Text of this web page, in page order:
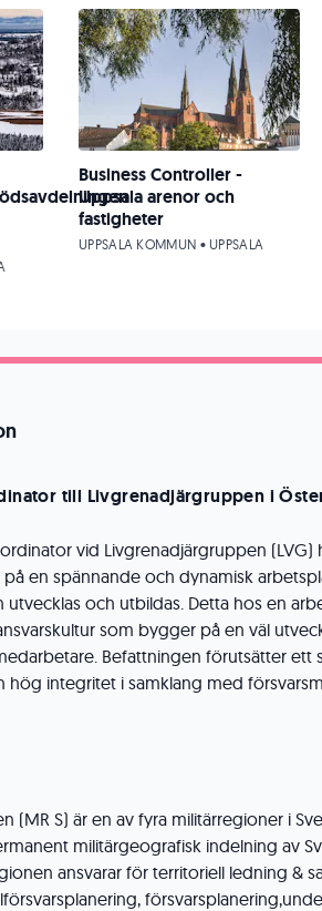
till Livgrenadjärgruppen i
vid Livgrenadjärgruppen (LVG)
en spännande och dynamisk
utvecklas och utbildas. Detta hos en
som bygger på en väl
Befattningen förutsätter ett
hög integritet i samklang med
(MR S) är en av fyra militärregioner i
militärgeografisk indelning av
ansvarar för territoriell ledning &
Business Controller -
Uppsala arenor och
fastigheter
UPPSALA KOMMUN • UPPSALA